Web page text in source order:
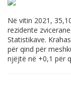
Në vitin 2021,
rezidente
Statistikave.
për qind për
njëjtë në +0,1 për